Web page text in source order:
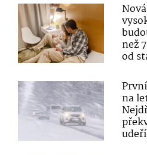
než
od
na